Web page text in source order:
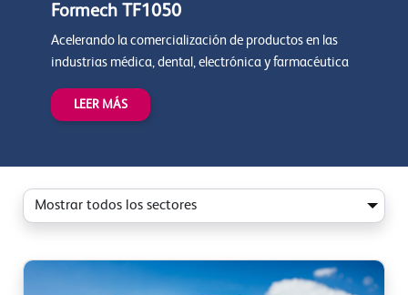
Formech TF1050
Acelerando la comercialización de productos en las
industrias médica, dental, electrónica y farmacéutica
LEER MÁS